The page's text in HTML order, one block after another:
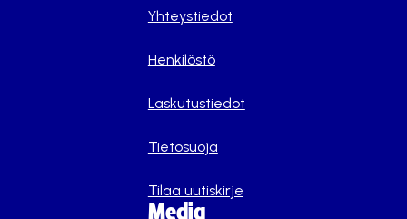
Yhteystiedot
Henkilöstö
Laskutustiedot
Tietosuoja
Tilaa uutiskirje
Media